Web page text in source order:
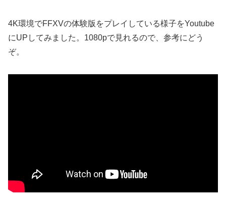
4K環境でFFXVの体験版をプレイしている様子をYoutube
にUPしてみました。1080pで見れるので、参考にどう
ぞ。